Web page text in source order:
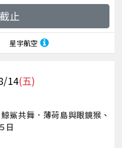
星宇航空
截止
14(五)
鯊共舞．薄荷島與眼鏡猴、
日